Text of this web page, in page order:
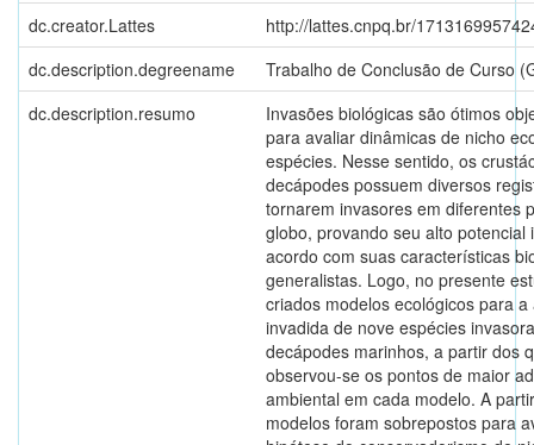
dc.creator.Lattes
http://lattes.cnpq.br/
dc.description.degreename
Trabalho de Conclusão de Curso
dc.description.resumo
Invasões biológicas são ótimos
para avaliar dinâmicas de nicho
espécies. Nesse sentido, os
decápodes possuem diversos
tornarem invasores em diferentes
globo, provando seu alto potencial
acordo com suas características
generalistas. Logo, no presente
criados modelos ecológicos para
invadida de nove espécies
decápodes marinhos, a partir dos
observou-se os pontos de maior
ambiental em cada modelo. A
modelos foram sobrepostos para